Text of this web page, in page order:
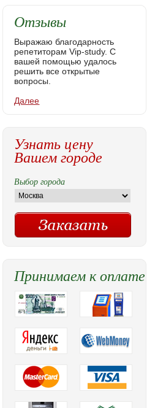
Отзывы
Выражаю благодарность
репетиторам Vip-study. С
вашей помощью удалось
решить все открытые
вопросы.
Далее
Узнать цену
Вашем городе
Выбор города
Принимаем к оплате